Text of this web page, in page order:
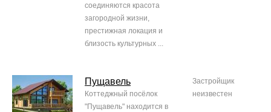
соединяются красота
загородной жизни,
престижная локация и
близость культурных ...
Пущавель
Коттеджный посёлок
"Пущавель" находится в
Застройщик
неизвестен